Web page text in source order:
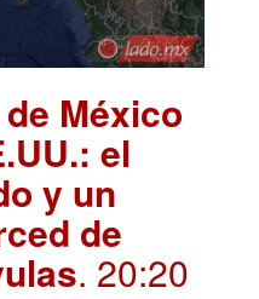
México
el
y un
de
. 20:20